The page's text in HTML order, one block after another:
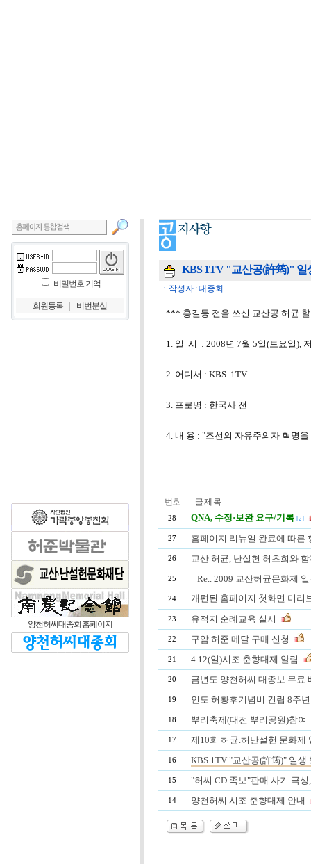
비밀번호 기억
회원등록 비번분실
양천허씨대종회 홈페이지
KBS 1TV "교산공(許筠)" 일
ㆍ작성자 : 대종회
*** 홍길동 전을 쓰신 교산공 허균
1. 일 시 : 2008년 7월 5일(토요일),
2. 어디서 : KBS 1TV
3. 프로명 : 한국사 전
4. 내 용 : "조선의 자유주의자 혁명
번호 글 제 목
28 QNA, 수정·보완 요구/기록 [2]
27 홈페이지 리뉴얼 완료에 따른
26 교산 허균, 난설헌 허초희와
25 Re.. 2009 교산허균문화제
24 개편된 홈페이지 첫화면 미리
23 유적지 순례교육 실시
22 구암 허준 메달 구매 신청
21 4.12(일)시조 춘향대제 알림
20 금년도 양천허씨 대종보 무료
19 인도 허황후기념비 건립 8주
18 뿌리축제(대전 뿌리공원)참여
17 제10회 허균.허난설헌 문화제
16 KBS 1TV "교산공(許筠)" 일생
15 "허씨 CD 족보"판매 사기 극성
14 양천허씨 시조 춘향대제 안내